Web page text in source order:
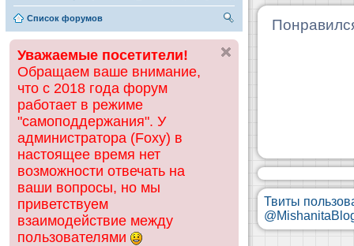
Список форумов
ск
Уважаемые посетители!
Обращаем ваше внимание,
что с 2018 года форум
работает в режиме
"самоподдержания". У
администратора (Foxy) в
настоящее время нет
возможности отвечать на
ваши вопросы, но мы
приветствуем
взаимодействие между
пользователями
Твиты